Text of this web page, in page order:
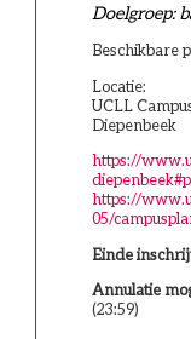
Doelgroep:
Beschikbare
Locatie:
UCLL
Diepenbeek
https://
https://
05/
Einde
Annulatie
(23:59)